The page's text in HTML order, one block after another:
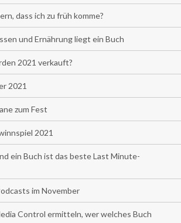
dass ich zu früh komme?
und Ernährung liegt ein Buch
2021 verkauft?
2021
zum Fest
2021
ein Buch ist das beste Last Minute-
im November
Control ermitteln, wer welches Buch